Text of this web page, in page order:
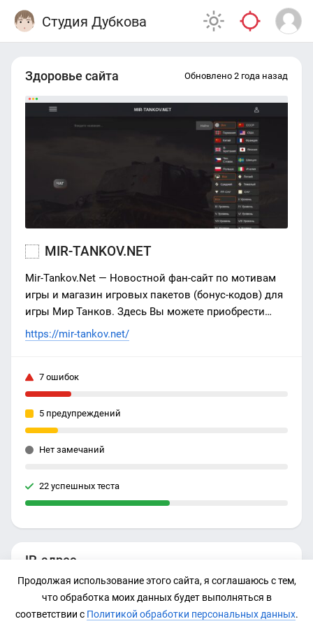
Студия Дубкова
IP-адрес
172.67.156.215
Здоровье сайта Обновлено 2 года назад
MIR-TANKOV.NET
Mir-Tankov.Net — Новостной фан-сайт по мотивам
игры и магазин игровых пакетов (бонус-кодов) для
игры Мир Танков. Здесь Вы можете приобрести
премиум наборы, танки, бустеры, золото для World
наш магазин кодов Lesta (Леста).
https://mir-tankov.net/
7 ошибок
5 предупреждений
Нет замечаний
22 успешных теста
Продолжая использование этого сайта, я соглашаюсь с тем,
что обработка моих данных будет выполняться в
соответствии с Политикой обработки персональных данных.